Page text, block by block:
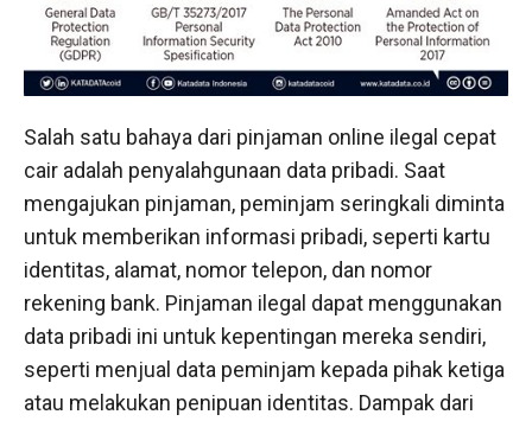
Salah satu bahaya dari pinjaman online ilegal cepat
cair adalah penyalahgunaan data pribadi. Saat
mengajukan pinjaman, peminjam seringkali diminta
untuk memberikan informasi pribadi, seperti kartu
identitas, alamat, nomor telepon, dan nomor
rekening bank. Pinjaman ilegal dapat menggunakan
data pribadi ini untuk kepentingan mereka sendiri,
seperti menjual data peminjam kepada pihak ketiga
atau melakukan penipuan identitas. Dampak dari